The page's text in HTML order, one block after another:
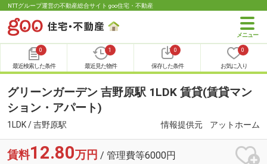
NTTグループ運営の不動産総合サイト goo住宅・不動産
0
最近検索した条件
1
最近見た物件
0
保存した条件
0
お気に入り
グリーンガーデン 吉野原駅 1LDK 賃貸(賃貸マン
ション・アパート)
1LDK / 吉野原駅 情報提供元 アットホーム
賃料12.80万円 / 管理費等6000円